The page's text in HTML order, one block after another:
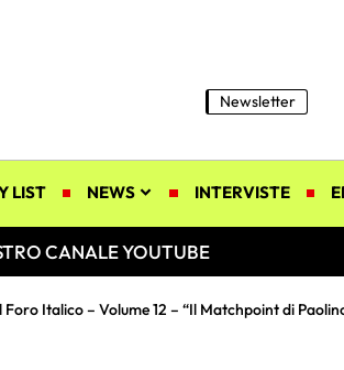
Newsletter
LIST NEWS INTERVISTE
CANALE YOUTUBE
Italico – Volume 12 – “Il Matchpoint di